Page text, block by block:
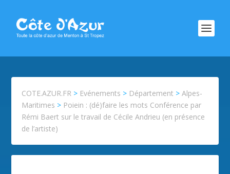
COTE.AZUR.FR > Evénements > Département >Alpes-
Maritimes > Poiein : (dé)faire les mots Conférence par
Rémi Baert sur le travail de Cécile Andrieu (en présence
de l’artiste)